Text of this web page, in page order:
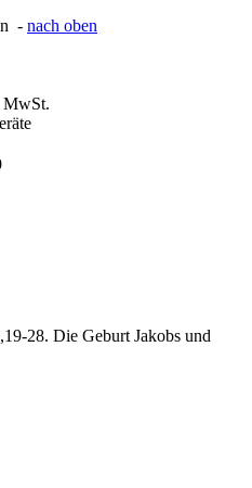
- nach oben
MwSt.
28. Die Geburt Jakobs und